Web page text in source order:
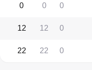
0
0
0
0
12
12
0
22
22